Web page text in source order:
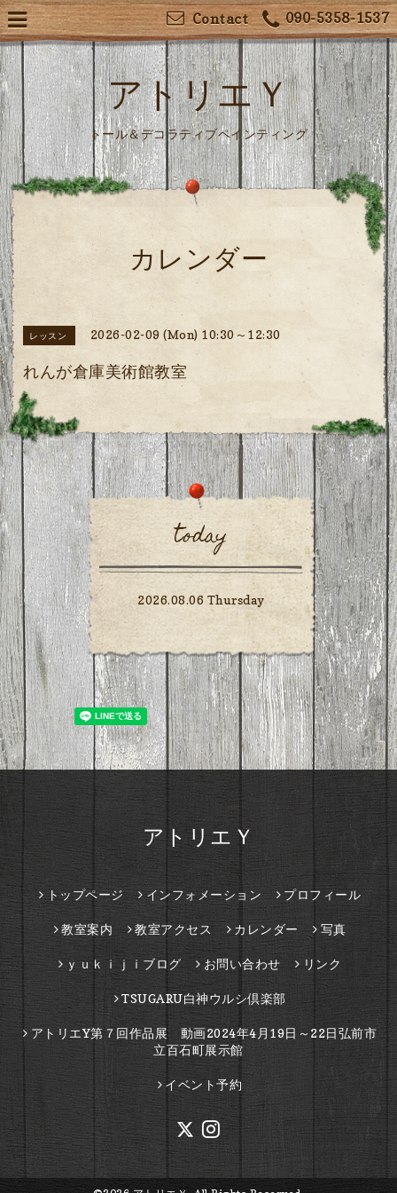
090-5358-1537
Contact
アトリエＹ
トール＆デコラティブペインティング
カレンダー
レッスン 2026-02-09 (Mon) 10:30～12:30
れんが倉庫美術館教室
today
2026.08.06 Thursday
アトリエＹ
トップページ インフォメーション プロフィール
教室案内 教室アクセス カレンダー 写真
ｙｕｋｉｊｉブログ お問い合わせ リンク
TSUGARU白神ウルシ倶楽部
アトリエY第７回作品展 動画2024年4月19日～22日弘前市
立百石町展示館
イベント予約